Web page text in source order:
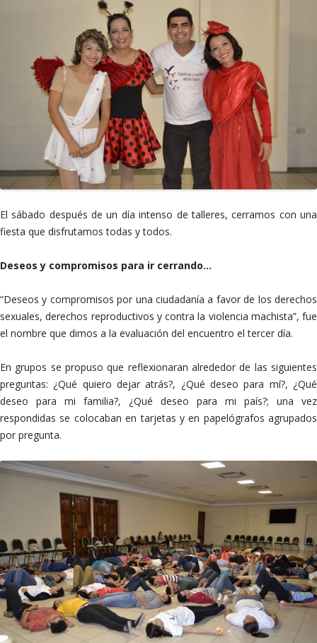
El sábado después de un día intenso de talleres, cerramos con una
fiesta que disfrutamos todas y todos.
Deseos y compromisos para ir cerrando…
“Deseos y compromisos por una ciudadanía a favor de los derechos
sexuales, derechos reproductivos y contra la violencia machista”, fue
el nombre que dimos a la evaluación del encuentro el tercer día.
En grupos se propuso que reflexionaran alrededor de las siguientes
preguntas: ¿Qué quiero dejar atrás?, ¿Qué deseo para mí?, ¿Qué
deseo para mi familia?, ¿Qué deseo para mi país?; una vez
respondidas se colocaban en tarjetas y en papelógrafos agrupados
por pregunta.